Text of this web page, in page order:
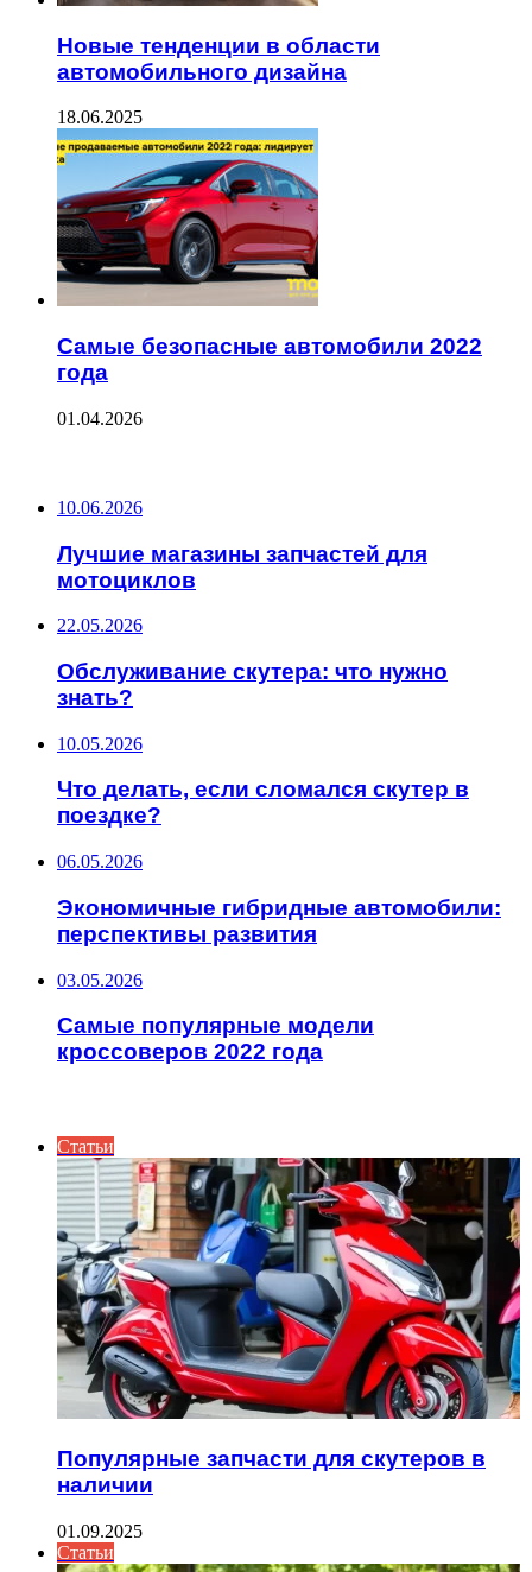
Новые тенденции в области
автомобильного дизайна
18.06.2025
Самые безопасные автомобили 2022
года
01.04.2026
10.06.2026
Лучшие магазины запчастей для
мотоциклов
22.05.2026
Обслуживание скутера: что нужно
знать?
10.05.2026
Что делать, если сломался скутер в
поездке?
06.05.2026
Экономичные гибридные автомобили:
перспективы развития
03.05.2026
Самые популярные модели
кроссоверов 2022 года
Статьи
Популярные запчасти для скутеров в
наличии
01.09.2025
Статьи